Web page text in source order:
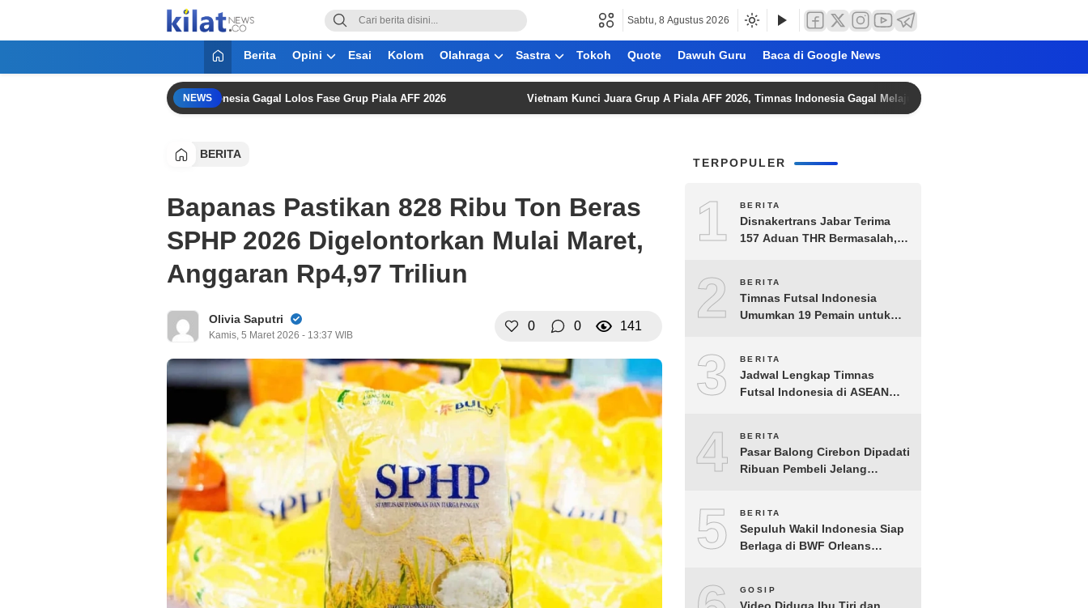
KilatNews.co
Mencerdaskan Anak Bangsa
Sabtu, 8 Agustus 2026
Berita Opini Esai Kolom Olahraga Sastra Tokoh Quote Dawuh Guru Baca di Google News
NEWS
Keberuntungan Usai Timnas Indonesia Gagal Lolos Fase Grup Piala AFF 2026 Vietnam Kunci Juara Grup A Piala AFF 2026, Timnas Indonesia Gagal Melaju ke Semifinal
BERITA
Bapanas Pastikan 828 Ribu Ton Beras
SPHP 2026 Digelontorkan Mulai Maret,
Anggaran Rp4,97 Triliun
Olivia Saputri
Kamis, 5 Maret 2026 - 13:37 WIB
0 0 141
TERPOPULER
1 BERITA
Disnakertrans Jabar Terima
157 Aduan THR Bermasalah,
2 BERITA
Timnas Futsal Indonesia
Umumkan 19 Pemain untuk
3 BERITA
Jadwal Lengkap Timnas
Futsal Indonesia di ASEAN
4 BERITA
Pasar Balong Cirebon Dipadati
Ribuan Pembeli Jelang
5 BERITA
Sepuluh Wakil Indonesia Siap
Berlaga di BWF Orleans
GOSIP